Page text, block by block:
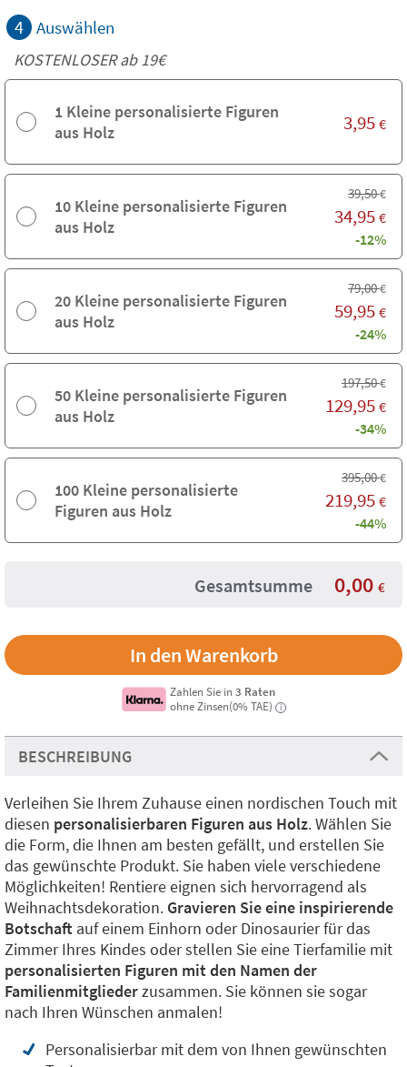
4 Auswählen
KOSTENLOSER ab 19€
1 Kleine personalisierte Figuren
aus Holz
3,95 €
10 Kleine personalisierte Figuren
aus Holz
39,50€
34,95 €
-12%
20 Kleine personalisierte Figuren
aus Holz
79,00€
59,95 €
-24%
50 Kleine personalisierte Figuren
aus Holz
197,50€
129,95 €
-34%
100 Kleine personalisierte
Figuren aus Holz
395,00€
219,95 €
-44%
Gesamtsumme 0,00 €
Zahlen Sie in3 Raten
ohne Zinsen(0% TAE)
i
BESCHREIBUNG
Verleihen Sie Ihrem Zuhause einen nordischen Touch mit
diesen personalisierbaren Figuren aus Holz. Wählen Sie
die Form, die Ihnen am besten gefällt, und erstellen Sie
das gewünschte Produkt. Sie haben viele verschiedene
Möglichkeiten! Rentiere eignen sich hervorragend als
Weihnachtsdekoration. Gravieren Sie eine inspirierende
Botschaft auf einem Einhorn oder Dinosaurier für das
Zimmer Ihres Kindes oder stellen Sie eine Tierfamilie mit
personalisierten Figuren mit den Namen der
Familienmitgliederzusammen. Sie können sie sogar
nach Ihren Wünschen anmalen!
Personalisierbar mit dem von Ihnen gewünschten